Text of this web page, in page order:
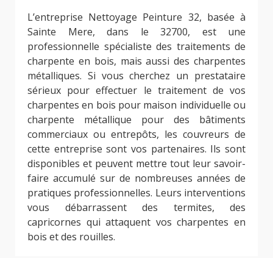
L’entreprise Nettoyage Peinture 32, basée à
Sainte Mere, dans le 32700, est une
professionnelle spécialiste des traitements de
charpente en bois, mais aussi des charpentes
métalliques. Si vous cherchez un prestataire
sérieux pour effectuer le traitement de vos
charpentes en bois pour maison individuelle ou
charpente métallique pour des bâtiments
commerciaux ou entrepôts, les couvreurs de
cette entreprise sont vos partenaires. Ils sont
disponibles et peuvent mettre tout leur savoir-
faire accumulé sur de nombreuses années de
pratiques professionnelles. Leurs interventions
vous débarrassent des termites, des
capricornes qui attaquent vos charpentes en
bois et des rouilles.